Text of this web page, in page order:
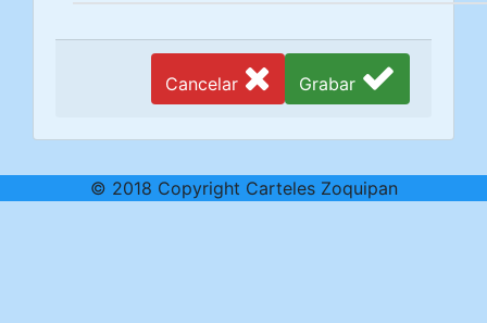
Grabar
Cancelar
© 2018 Copyright Carteles Zoquipan